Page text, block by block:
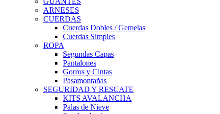
ARNESES
CUERDAS
Cuerdas Dobles / Gemelas
Cuerdas Simples
ROPA
Segundas Capas
Pantalones
Gorros y Cintas
Pasamontañas
SEGURIDAD Y RESCATE
KITS AVALANCHA
Palas de Nieve